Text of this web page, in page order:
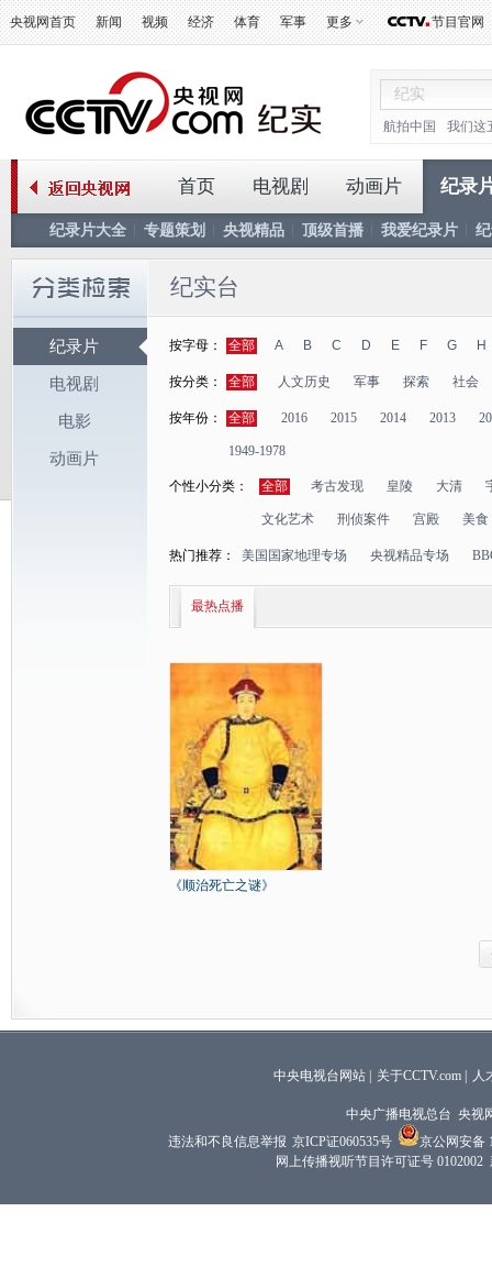
央视网首页 新闻 视频 经济 体育 军事 更多 节目官网
航拍中国 我们这
首页 电视剧 动画片 纪录
纪录片大全 专题策划 央视精品 顶级首播 我爱纪录片
纪录片
电视剧
电影
动画片
纪实台
按字母： 全部 A B C D E F G H
按分类： 全部 人文历史 军事 探索 社会
按年份： 全部 2016 2015 2014 2013
1949-1978
个性小分类： 全部 考古发现 皇陵 大清
文化艺术 刑侦案件 宫殿 美食
热门推荐： 美国国家地理专场 央视精品专场
最热点播
《顺治死亡之谜》
中央电视台网站 关于CCTV.com 人
中央广播电视总台 央视
违法和不良信息举报 京ICP证060535号
京公网安备
网上传播视听节目许可证号 0102002